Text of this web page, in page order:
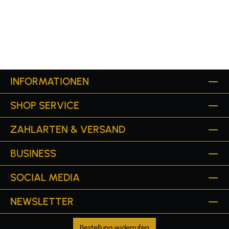
INFORMATIONEN
SHOP SERVICE
ZAHLARTEN & VERSAND
BUSINESS
SOCIAL MEDIA
NEWSLETTER